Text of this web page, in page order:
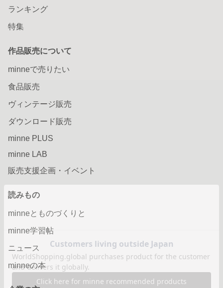
ランキング
特集
作品販売について
minneで売りたい
食品販売
ヴィンテージ販売
ダウンロード販売
minne PLUS
minne LAB
販売支援企画・イベント
読みもの
minneとものづくりと
minne学習帖
ニュース
minneの本